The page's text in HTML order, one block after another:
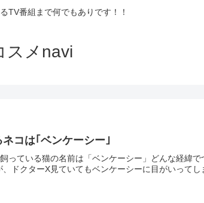
TV番組まで何でもありです！！
スメnavi
コは｢ベンケーシー｣
っている猫の名前は「ベンケーシー」どんな経緯
ドクターX見ていてもベンケーシーに目がいって